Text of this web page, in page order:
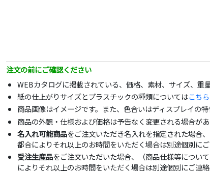
注文の前にご確認ください
WEBカタログに掲載されている、価格、素材、サイズ、重
紙の仕上がりサイズとプラスチックの種類についてはこち
商品画像はイメージです。また、色合いはディスプレイの
商品の外観・仕様および価格は予告なく変更される場合があ
名入れ可能商品をご注文いただき名入れを指定された場合
都合によりそれ以上のお時間をいただく場合は別途個別にご
受注生産品をご注文いただいた場合、（商品仕様等につい
によりそれ以上のお時間をいただく場合は別途個別にご連絡